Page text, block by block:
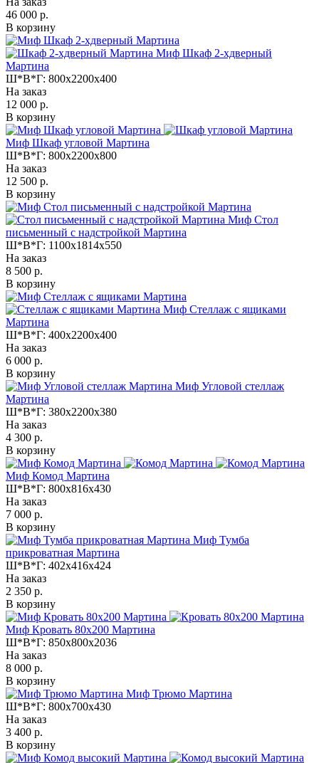
46 000 р.
В корзину
Миф Шкаф 2-хдверный
Мартина
Ш*В*Г: 800x2200x400
На заказ
12 000 р.
В корзину
Миф Шкаф угловой Мартина
Ш*В*Г: 800x2200x800
На заказ
12 500 р.
В корзину
Миф Стол
письменный с надстройкой Мартина
Ш*В*Г: 1100x1814x550
На заказ
8 500 р.
В корзину
Миф Стеллаж с ящиками
Мартина
Ш*В*Г: 400x2200x400
На заказ
6 000 р.
В корзину
Миф Угловой стеллаж
Мартина
Ш*В*Г: 380x2200x380
На заказ
4 300 р.
В корзину
Миф Комод Мартина
Ш*В*Г: 800x816x430
На заказ
7 000 р.
В корзину
Миф Тумба
прикроватная Мартина
Ш*В*Г: 402x416x424
На заказ
2 350 р.
В корзину
Миф Кровать 80х200 Мартина
Ш*В*Г: 850x800x2036
На заказ
8 000 р.
В корзину
Миф Трюмо Мартина
Ш*В*Г: 800x700x430
На заказ
3 400 р.
В корзину